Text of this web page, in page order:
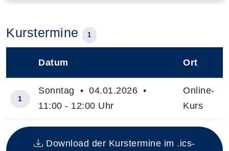
Kurstermine 1
Insgesamt gibt es 1 Termine zum diesen Kurs
Datum Ort
1
Sonntag • 04.01.2026 •
11:00 - 12:00 Uhr
Online-
Kurs
Download der Kurstermine im .ics-